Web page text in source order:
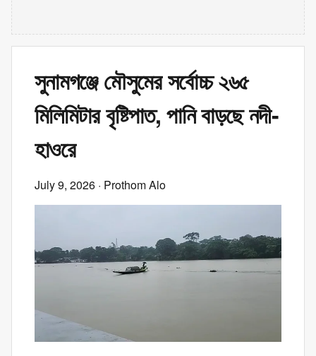
সুনামগঞ্জে মৌসুমের সর্বোচ্চ ২৬৫
মিলিমিটার বৃষ্টিপাত, পানি বাড়ছে নদী-
হাওরে
July 9, 2026 · Prothom Alo